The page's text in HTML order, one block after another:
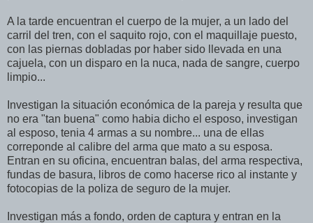
A la tarde encuentran el cuerpo de la mujer, a un lado del
carril del tren, con el saquito rojo, con el maquillaje puesto,
con las piernas dobladas por haber sido llevada en una
cajuela, con un disparo en la nuca, nada de sangre, cuerpo
limpio...
Investigan la situación económica de la pareja y resulta que
no era "tan buena" como habia dicho el esposo, investigan
al esposo, tenia 4 armas a su nombre... una de ellas
correponde al calibre del arma que mato a su esposa.
Entran en su oficina, encuentran balas, del arma respectiva,
fundas de basura, libros de como hacerse rico al instante y
fotocopias de la poliza de seguro de la mujer.
Investigan más a fondo, orden de captura y entran en la